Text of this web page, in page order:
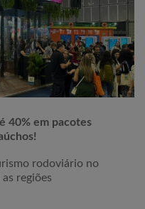
40% em pacotes
rodoviário no
regiões